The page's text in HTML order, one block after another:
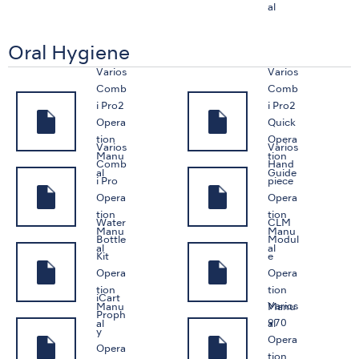
al
Oral Hygiene
Varios
Comb
i Pro2
Opera
tion
Manu
al
Varios
Comb
i Pro2
Quick
Opera
tion
Guide
Varios
Comb
i Pro
Opera
tion
Manu
al
Varios
Hand
piece
Opera
tion
Manu
al
Water
Bottle
Kit
Opera
tion
Manu
al
CLM
Modul
e
Opera
tion
Manu
al
iCart
Proph
y
Opera
Varios
970
Opera